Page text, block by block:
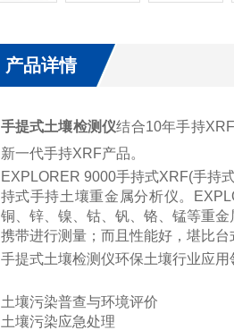
产品详情
手提式土壤检测仪结合10年手持
新一代手持XRF产品。
EXPLORER 9000手持式XRF(手持
持式手持土壤重金属分析仪。
铜、锌、镍、钴、钒、铬、锰等重
携带进行测量；而且性能好，堪比
手提式土壤检测仪环保土壤行业应用
土壤污染普查与环境评价
土壤污染应急处理